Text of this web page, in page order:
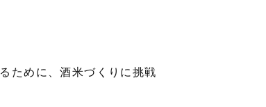
ために、酒米づくりに挑戦